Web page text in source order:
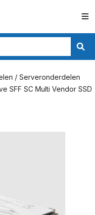
/ Serveronderdelen
SFF SC Multi Vendor SSD